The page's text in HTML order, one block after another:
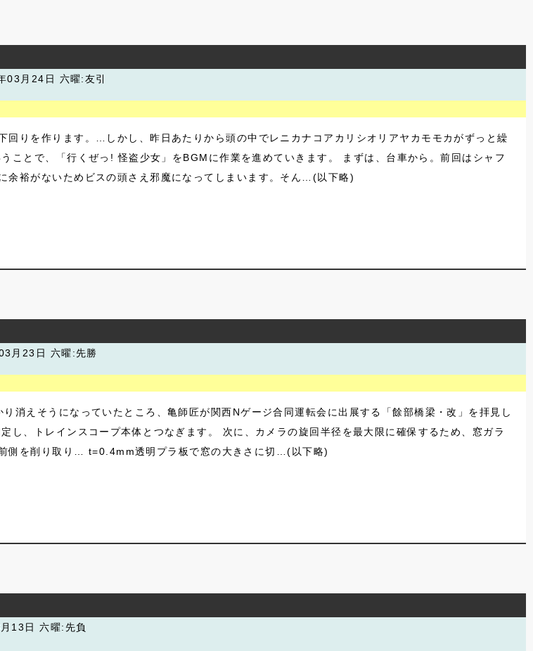
03月24日 六曜:友引
回りを作ります。…しかし、昨日あたりから頭の中でレニカナコアカリシオリアヤカモモカがずっと繰
ことで、「行くぜっ! 怪盗少女」をBGMに作業を進めていきます。 まずは、台車から。前回はシャフ
余裕がないためビスの頭さえ邪魔になってしまいます。そん…(以下略)
月23日 六曜:先勝
消えそうになっていたところ、亀師匠が関西Nゲージ合同運転会に出展する「餘部橋梁・改」を拝見し
し、トレインスコープ本体とつなぎます。 次に、カメラの旋回半径を最大限に確保するため、窓ガラ
側を削り取り… t=0.4mm透明プラ板で窓の大きさに切…(以下略)
13日 六曜:先負